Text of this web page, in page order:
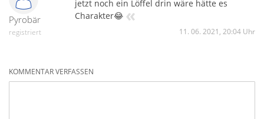
Pyrobär
registriert
jetzt noch ein Löffel drin wäre hätte es
Charakter😂 «
11. 06. 2021, 20:04 Uhr
KOMMENTAR VERFASSEN